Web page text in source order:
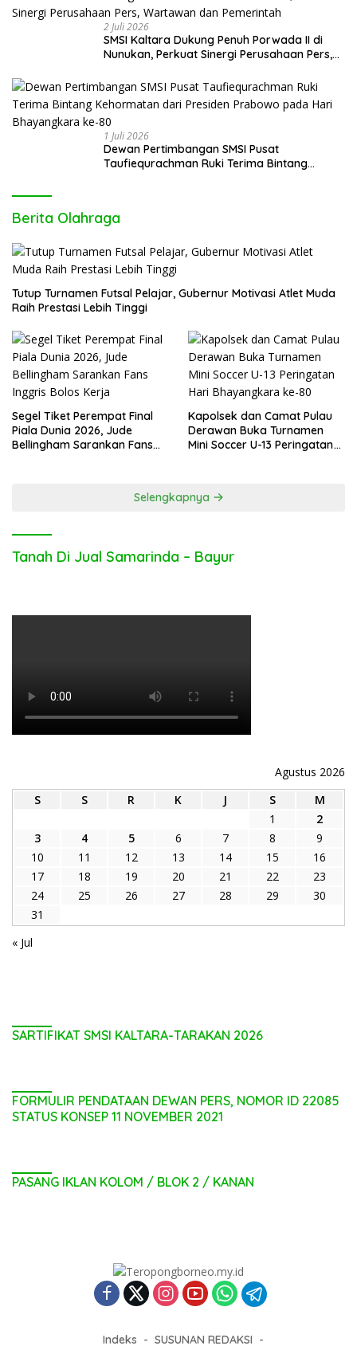
2 Juli 2026
SMSI Kaltara Dukung Penuh Porwada II di
Nunukan, Perkuat Sinergi Perusahaan Pers,
1 Juli 2026
Dewan Pertimbangan SMSI Pusat
Taufiequrachman Ruki Terima Bintang
Berita Olahraga
Tutup Turnamen Futsal Pelajar, Gubernur Motivasi Atlet Muda
Raih Prestasi Lebih Tinggi
Segel Tiket Perempat Final
Piala Dunia 2026, Jude
Bellingham Sarankan Fans
Kapolsek dan Camat Pulau
Derawan Buka Turnamen
Mini Soccer U-13 Peringatan
Selengkapnya
Tanah Di Jual Samarinda – Bayur
Agustus 2026
S
S R K J S
M
1
2
3
4 5 6 7 8
9
10
11 12 13 14 15
16
17
18 19 20 21 22
23
24
25 26 27 28 29
30
31
« Jul
SARTIFIKAT SMSI KALTARA-TARAKAN 2026
FORMULIR PENDATAAN DEWAN PERS, NOMOR ID 22085
STATUS KONSEP 11 NOVEMBER 2021
PASANG IKLAN KOLOM / BLOK 2 / KANAN
Indeks SUSUNAN REDAKSI